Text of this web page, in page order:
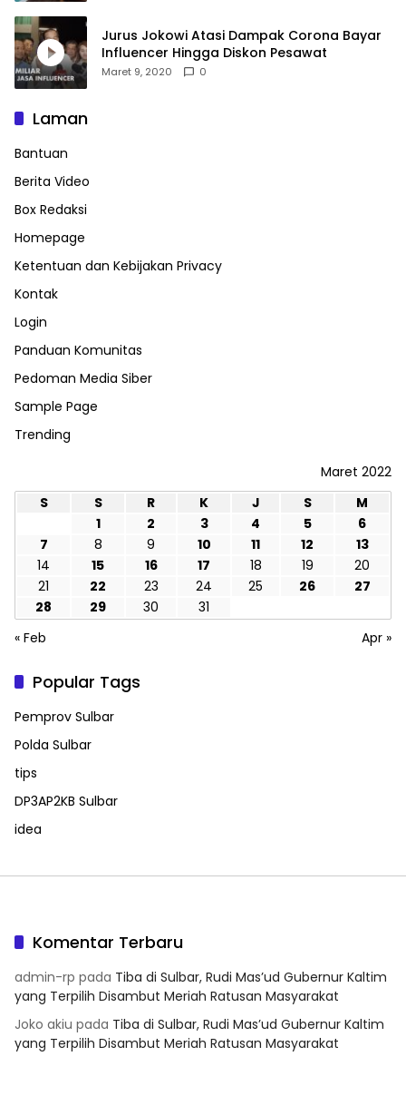
Jurus Jokowi Atasi Dampak Corona Bayar
Influencer Hingga Diskon Pesawat
Maret 9, 2020 0
Laman
Bantuan
Berita Video
Box Redaksi
Homepage
Ketentuan dan Kebijakan Privacy
Kontak
Login
Panduan Komunitas
Pedoman Media Siber
Sample Page
Trending
Maret 2022
S
S R K J S
M
1
2 3 4 5
6
7
8 9 10 11 12
13
14
15 16 17 18 19
20
21
22 23 24 25 26
27
28
29 30
31
« Feb
Apr »
Popular Tags
Pemprov Sulbar
Polda Sulbar
tips
DP3AP2KB Sulbar
idea
Komentar Terbaru
admin-rp pada Tiba di Sulbar, Rudi Mas’ud Gubernur Kaltim
yang Terpilih Disambut Meriah Ratusan Masyarakat
Joko akiu pada Tiba di Sulbar, Rudi Mas’ud Gubernur Kaltim
yang Terpilih Disambut Meriah Ratusan Masyarakat